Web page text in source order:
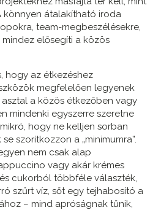
könnyen átalakítható iroda
team-megbeszélésekre,
elősegíti a közös
hogy az étkezéshez
megfelelően legyenek
a közös étkezőben vagy
mindenki egyszerre szeretne
hogy ne kelljen sorban
szorítkozzon a „minimumra”.
nem csak alap
vagy akár krémes
cukorból többféle választék,
szűrt víz, sőt egy tejhabosító a
– mind apróságnak tűnik,